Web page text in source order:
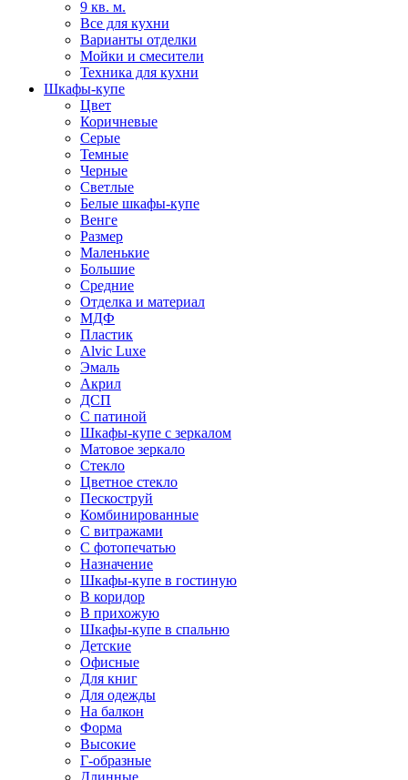
9 кв. м.
Все для кухни
Варианты отделки
Мойки и смесители
Техника для кухни
Шкафы-купе
Цвет
Коричневые
Серые
Темные
Черные
Светлые
Белые шкафы-купе
Венге
Размер
Маленькие
Большие
Средние
Отделка и материал
МДФ
Пластик
Alvic Luxe
Эмаль
Акрил
ДСП
С патиной
Шкафы-купе с зеркалом
Матовое зеркало
Стекло
Цветное стекло
Пескоструй
Комбинированные
С витражами
С фотопечатью
Назначение
Шкафы-купе в гостиную
В коридор
В прихожую
Шкафы-купе в спальню
Детские
Офисные
Для книг
Для одежды
На балкон
Форма
Высокие
Г-образные
Длинные